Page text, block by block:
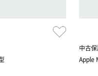
中古
Apple